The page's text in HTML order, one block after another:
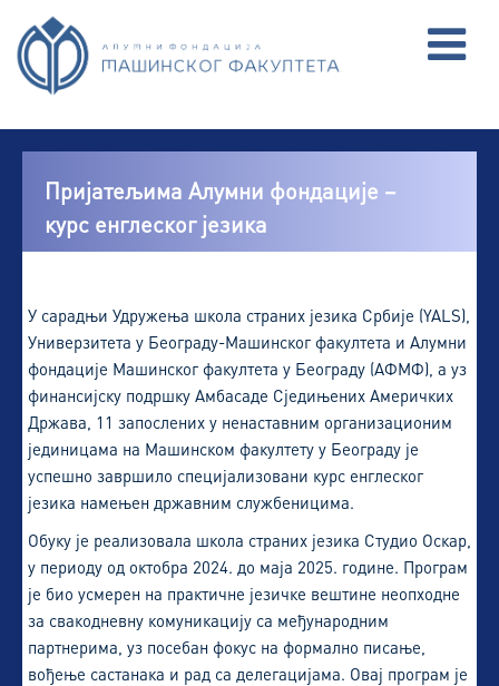
Пријатељима Алумни фондације –
курс енглеског језика
У сарадњи Удружења школа страних језика Србије (YALS),
Универзитета у Београду-Машинског факултета и Алумни
фондације Машинског факултета у Београду (АФМФ), а уз
финансијску подршку Амбасаде Сједињених Америчких
Држава, 11 запослених у ненаставним организационим
јединицама на Машинском факултету у Београду је
успешно завршило специјализовани курс енглеског
језика намењен државним службеницима.
Обуку је реализовала школа страних језика Студио Оскар,
у периоду од октобра 2024. до маја 2025. године. Програм
је био усмерен на практичне језичке вештине неопходне
за свакодневну комуникацију са међународним
партнерима, уз посебан фокус на формално писање,
вођење састанака и рад са делегацијама. Овај програм је